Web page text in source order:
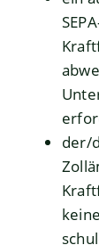
der/